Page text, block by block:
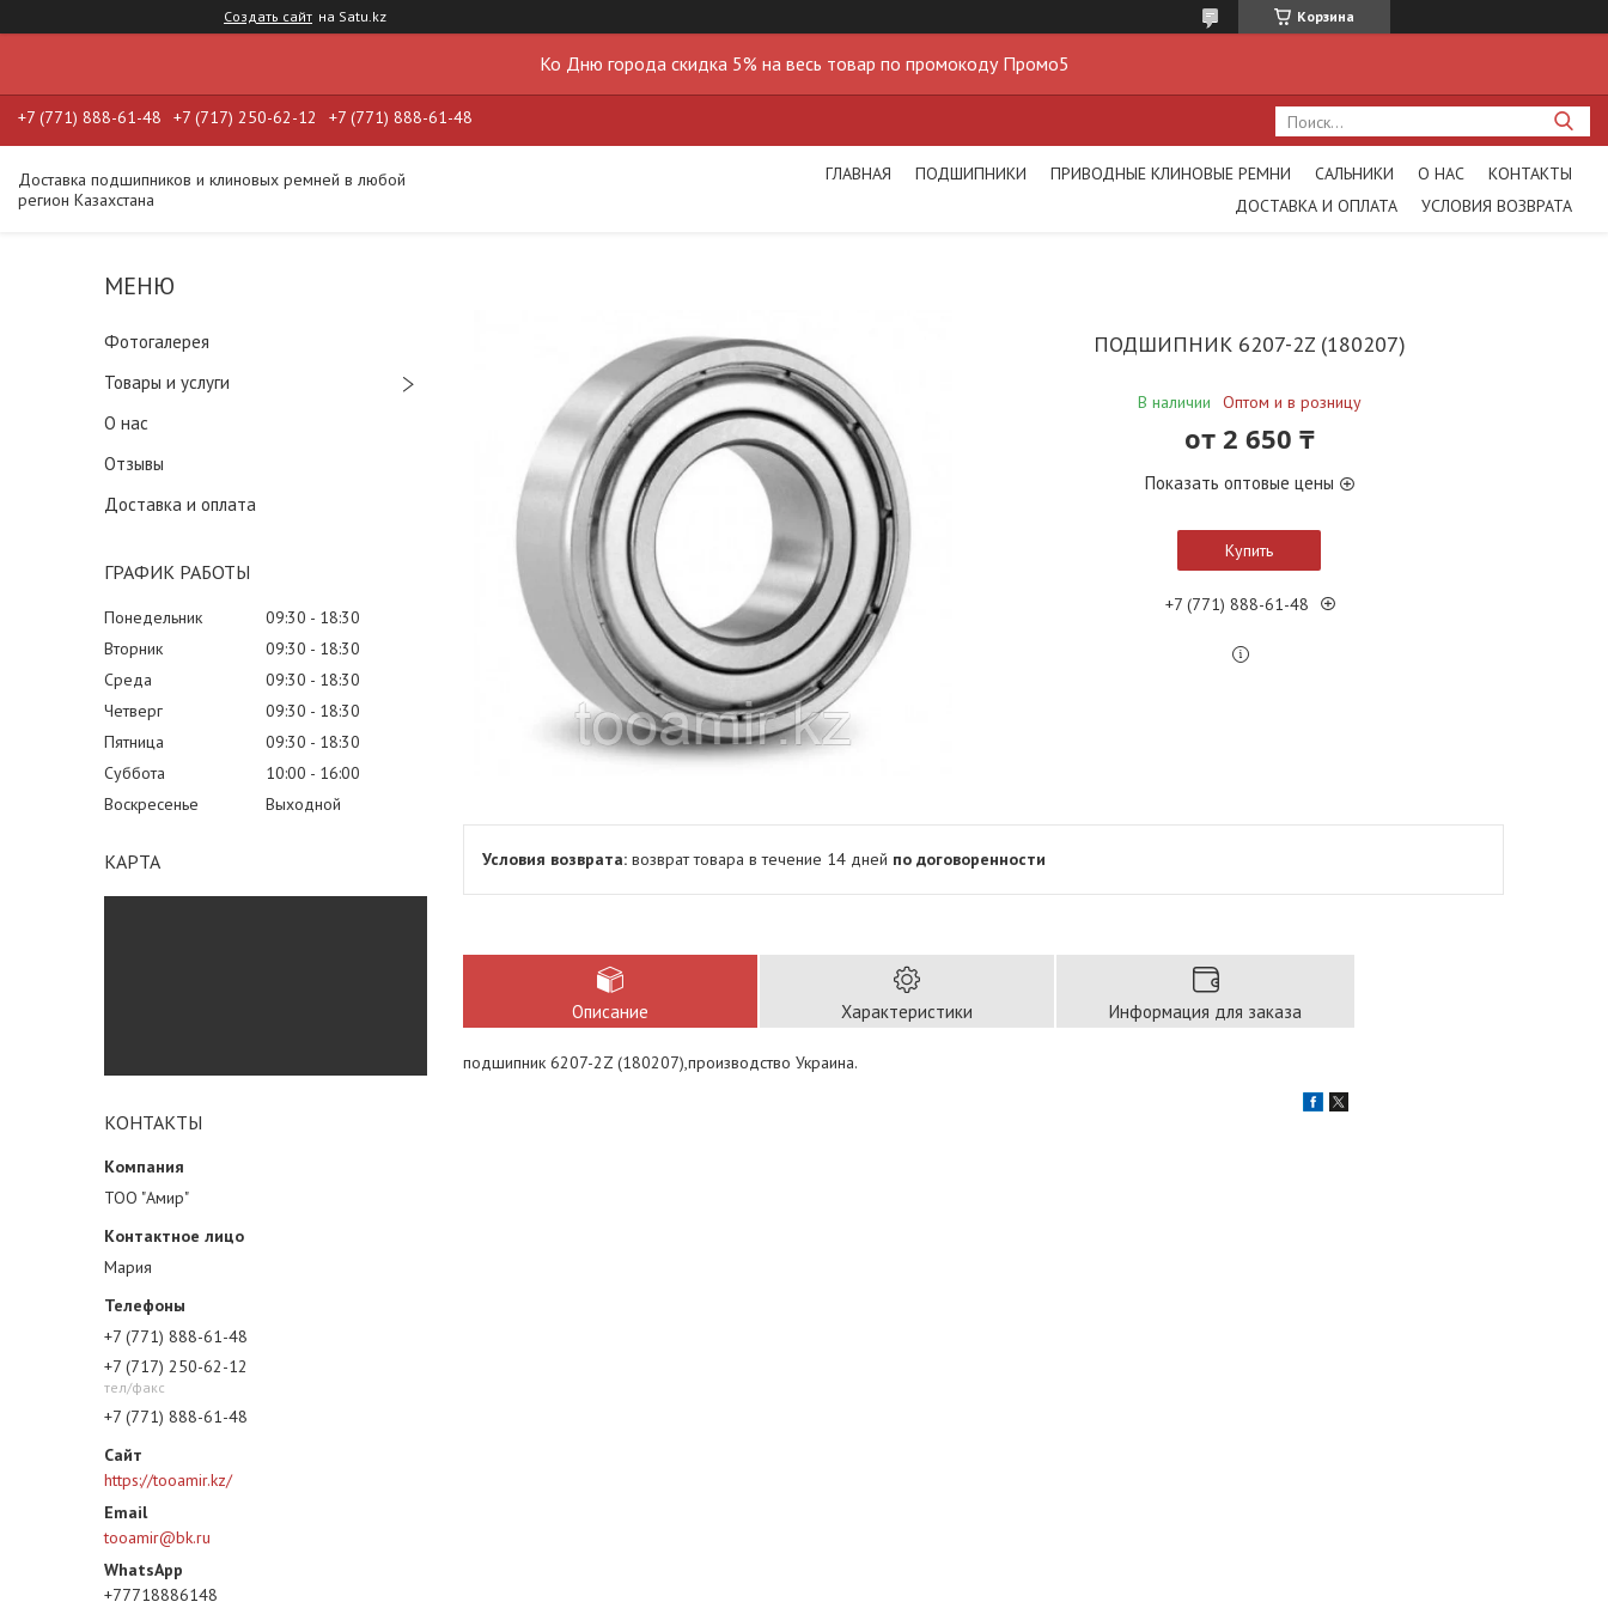
Создать сайт на Satu.kz Корзина
Ко Дню города скидка 5% на весь товар по промокоду Промо5
+7 (771) 888-61-48 +7 (717) 250-62-12 +7 (771) 888-61-48
Доставка подшипников и клиновых ремней в любой
регион Казахстана
ГЛАВНАЯ ПОДШИПНИКИ ПРИВОДНЫЕ КЛИНОВЫЕ РЕМНИ САЛЬНИКИ О НАС
КОНТАКТЫ
ДОСТАВКА И ОПЛАТА
УСЛОВИЯ ВОЗВРАТА
Фотогалерея
Товары и услуги
О нас
Отзывы
Доставка и оплата
ГРАФИК РАБОТЫ
Понедельник 09:30
18:30
Вторник
09:30
18:30
Среда
09:30
18:30
Четверг
09:30
18:30
Пятница
09:30
18:30
Суббота
10:00
16:00
Воскресенье
Выходной
КАРТА
КОНТАКТЫ
ТОО "Амир"
Мария
+7 (771) 888-61-48
+7 (717) 250-62-12
тел/факс
+7 (771) 888-61-48
https://tooamir.kz/
tooamir@bk.ru
+77718886148
ПОДШИПНИК 6207-2Z (180207)
В наличии Оптом и в розницу
от 2 650 ₸
Показать оптовые цены
Купить
+7 (771) 888-61-48
возврат товара в течение 14 дней по договоренности
Описание Характеристики Информация для заказа
подшипник 6207-2Z (180207),производство Украина.